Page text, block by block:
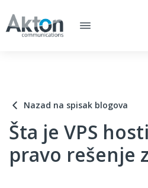
Nazad na spisak blogova
Šta je VPS
pravo rešenje